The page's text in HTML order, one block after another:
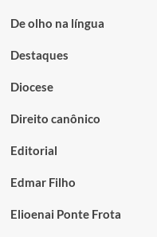
De olho na língua
Destaques
Diocese
Direito canônico
Editorial
Edmar Filho
Elioenai Ponte Frota